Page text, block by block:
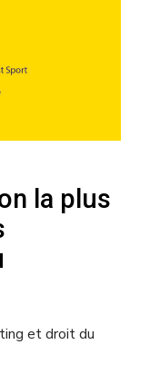
la plus
et droit du